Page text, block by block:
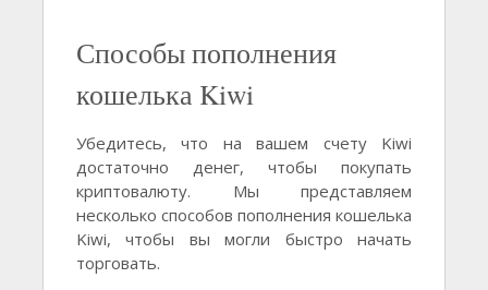
Способы пополнения
кошелька Kiwi
Убедитесь, что на вашем счету Kiwi
достаточно денег, чтобы покупать
криптовалюту. Мы представляем
несколько способов пополнения кошелька
Kiwi, чтобы вы могли быстро начать
торговать.